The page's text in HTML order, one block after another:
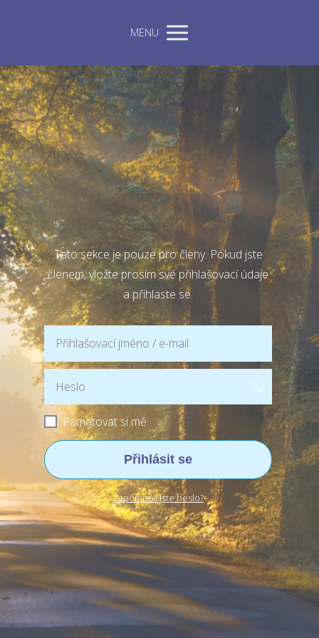
MENU
Tato sekce je pouze pro členy. Pokud jste
členem, vložte prosím své přihlašovací údaje
a přihlaste se.
Pamatovat si mě
Přihlásit se
Zapomněli jste heslo?